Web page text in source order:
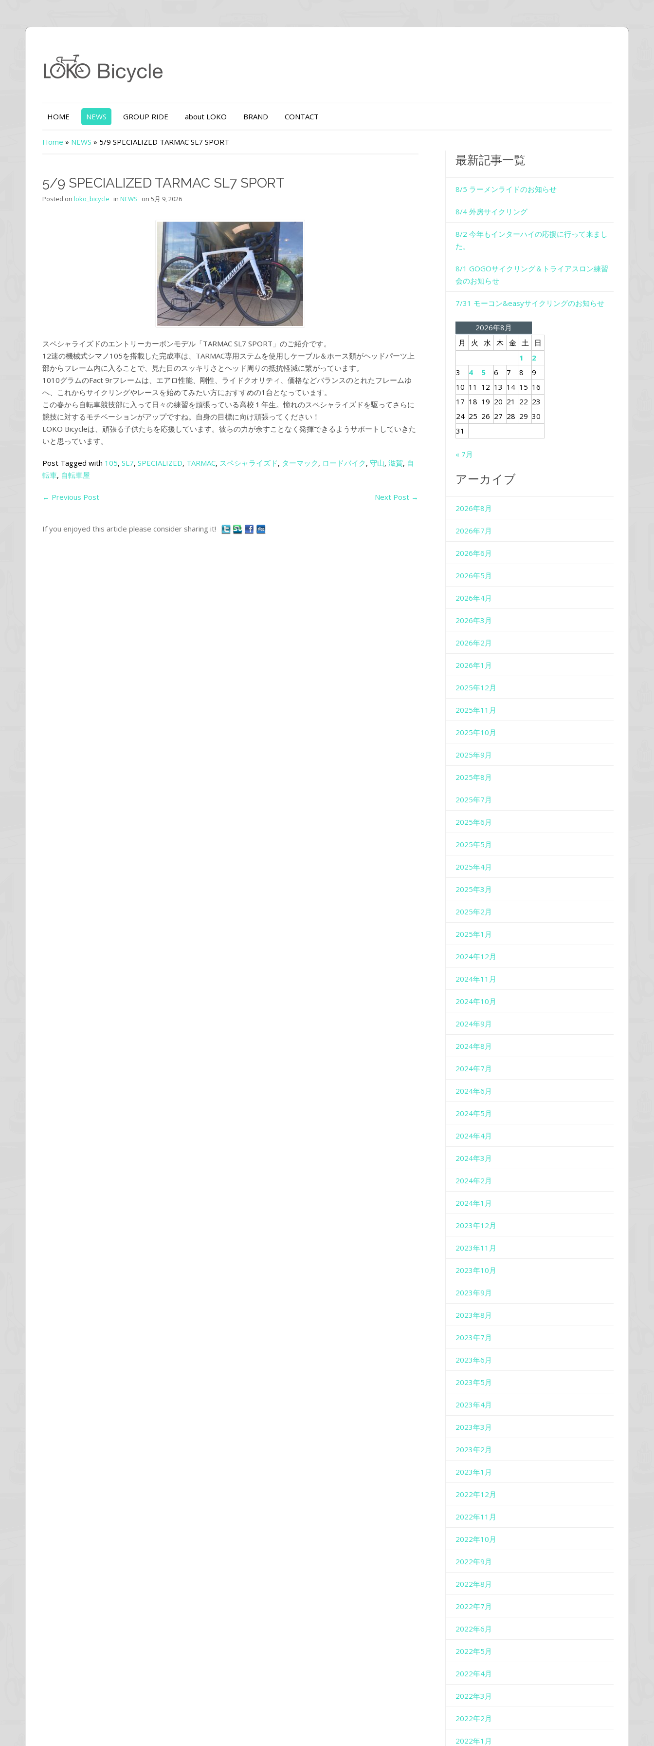
HOME NEWS GROUP RIDE about LOKO BRAND CONTACT
Home » NEWS » 5/9 SPECIALIZED TARMAC SL7 SPORT
5/9 SPECIALIZED TARMAC SL7 SPORT
Posted on loko_bicycle in NEWS on 5月 9, 2026
スペシャライズドのエントリーカーボンモデル「TARMAC SL7 SPORT」のご紹介です。
12速の機械式シマノ105を搭載した完成車は、TARMAC専用ステムを使用しケーブル＆ホース類がヘッドパーツ上
部からフレーム内に入ることで、見た目のスッキリさとヘッド周りの抵抗軽減に繋がっています。
1010グラムのFact 9rフレームは、エアロ性能、剛性、ライドクオリティ、価格などバランスのとれたフレームゆ
へ、これからサイクリングやレースを始めてみたい方におすすめの1台となっています。
この春から自転車競技部に入って日々の練習を頑張っている高校１年生。憧れのスペシャライズドを駆ってさらに
競技に対するモチベーションがアップですね。自身の目標に向け頑張ってください！
LOKO Bicycleは、頑張る子供たちを応援しています。彼らの力が余すことなく発揮できるようサポートしていきた
いと思っています。
Post Tagged with 105, SL7, SPECIALIZED, TARMAC, スペシャライズド, ターマック, ロードバイク, 守山, 滋賀, 自
転車, 自転車屋
← Previous Post Next Post →
If you enjoyed this article please consider sharing it!
最新記事一覧
8/5 ラーメンライドのお知らせ
8/4 外房サイクリング
8/2 今年もインターハイの応援に行って来まし
た。
8/1 GOGOサイクリング＆トライアスロン練習
会のお知らせ
7/31 モーコン&easyサイクリングのお知らせ
2026年8月
月
火 水 木 金 土
日
1
2
3
4 5 6 7 8
9
10 11 12 13 14 15 16
17 18 19 20 21 22 23
24 25 26 27 28 29 30
31
« 7月
アーカイブ
2026年8月
2026年7月
2026年6月
2026年5月
2026年4月
2026年3月
2026年2月
2026年1月
2025年12月
2025年11月
2025年10月
2025年9月
2025年8月
2025年7月
2025年6月
2025年5月
2025年4月
2025年3月
2025年2月
2025年1月
2024年12月
2024年11月
2024年10月
2024年9月
2024年8月
2024年7月
2024年6月
2024年5月
2024年4月
2024年3月
2024年2月
2024年1月
2023年12月
2023年11月
2023年10月
2023年9月
2023年8月
2023年7月
2023年6月
2023年5月
2023年4月
2023年3月
2023年2月
2023年1月
2022年12月
2022年11月
2022年10月
2022年9月
2022年8月
2022年7月
2022年6月
2022年5月
2022年4月
2022年3月
2022年2月
2022年1月